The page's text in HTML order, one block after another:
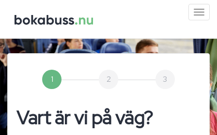
1 2 3
Vart är vi på väg?